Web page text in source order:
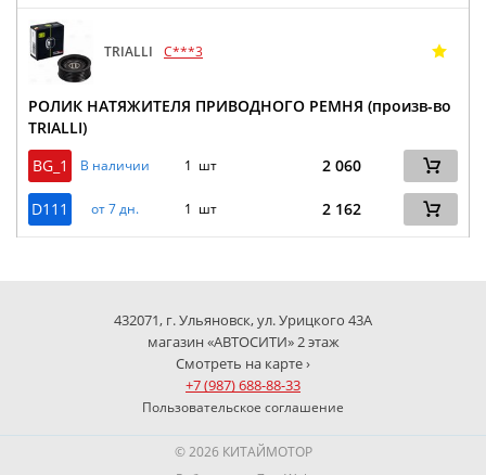
TRIALLI C***3
РОЛИК НАТЯЖИТЕЛЯ ПРИВОДНОГО РЕМНЯ (произв-во
TRIALLI)
BG_1
В наличии 1 шт 2 060
D111 от 7 дн. 1 шт 2 162
432071, г. Ульяновск, ул. Урицкого 43А
магазин «АВТОСИТИ» 2 этаж
Смотреть на карте ›
+7 (987) 688-88-33
Пользовательское соглашение
© 2026 КИТАЙМОТОР